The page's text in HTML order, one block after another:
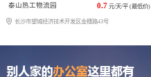
泰山热工物流园 0.7 元/天/平 (最低价)
长沙市望城经济技术开发区金穗路43号